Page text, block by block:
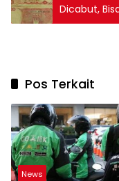
Dicabut,
Pos Terkait
News